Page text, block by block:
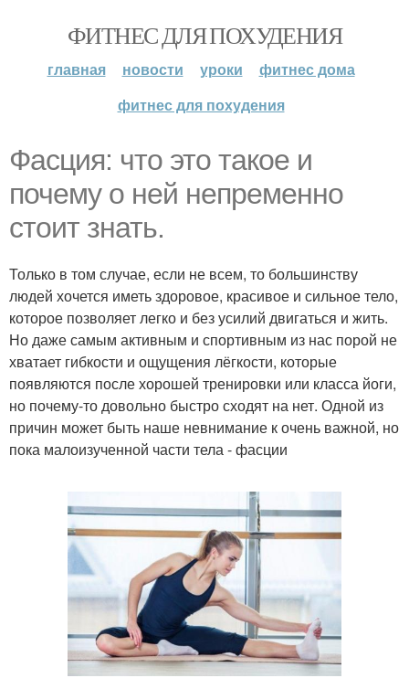
ФИТНЕС ДЛЯ ПОХУДЕНИЯ
главная новости уроки
фитнес дома
фитнес для похудения
Фасция: что это такое и
почему о ней непременно
стоит знать.
Только в том случае, если не всем, то большинству
людей хочется иметь здоровое, красивое и сильное тело,
которое позволяет легко и без усилий двигаться и жить.
Но даже самым активным и спортивным из нас порой не
хватает гибкости и ощущения лёгкости, которые
появляются после хорошей тренировки или класса йоги,
но почему-то довольно быстро сходят на нет. Одной из
причин может быть наше невнимание к очень важной, но
пока малоизученной части тела - фасции